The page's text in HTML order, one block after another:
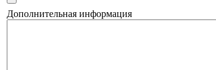
Дополнительная информация